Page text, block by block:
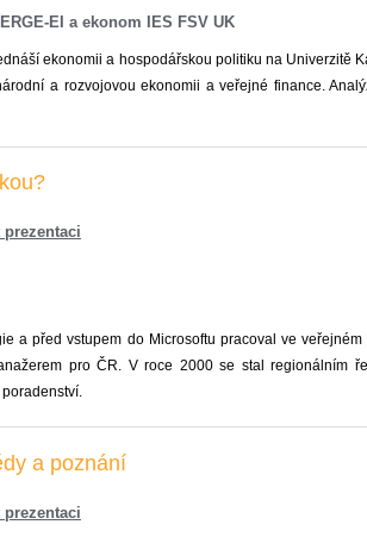
EI a ekonom IES FSV UK
ekonomii a hospodářskou politiku na Univerzitě
a rozvojovou ekonomii a veřejné finance.
a před vstupem do Microsoftu pracoval ve
pro ČR. V roce 2000 se stal regionálním
a poznání